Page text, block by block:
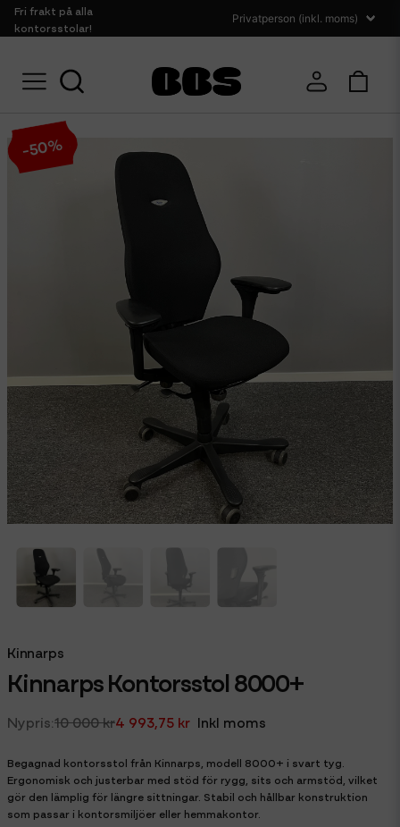
Fri frakt på alla
kontorsstolar!
Hem Sittmöbler Kontorsstolar Kinnarps Kontorsstol 8000+
-50%
Kinnarps
Kinnarps Kontorsstol 8000+
10 000 kr4 993,75 kr Inkl moms
Begagnad kontorsstol från Kinnarps, modell 8000+ i svart tyg.
Ergonomisk och justerbar med stöd för rygg, sits och armstöd, vilket
gör den lämplig för längre sittningar. Stabil och hållbar konstruktion
som passar i kontorsmiljöer eller hemmakontor.